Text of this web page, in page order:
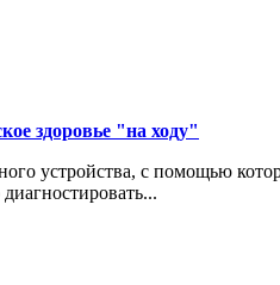
здоровье "на ходу"
устройства, с помощью